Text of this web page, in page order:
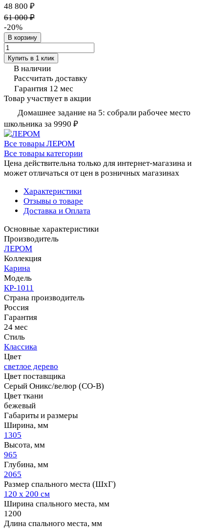
48 800 ₽
61 000 ₽
-20%
В корзину
Купить в 1 клик
В наличии
Рассчитать доставку
Гарантия 12 мес
Товар участвует в акции
Домашнее задание на 5: собрали рабочее место
школьника за 9990 ₽
Все товары ЛЕРОМ
Все товары категории
Цена действительна только для интернет-магазина и
может отличаться от цен в розничных магазинах
Характеристики
Отзывы о товаре
Доставка и Оплата
Основные характеристики
Производитель
ЛЕРОМ
Коллекция
Карина
Модель
КР-1011
Страна производитель
Россия
Гарантия
24 мес
Стиль
Классика
Цвет
светлое дерево
Цвет поставщика
Серый Оникс/велюр (СО-В)
Цвет ткани
бежевый
Габариты и размеры
Ширина, мм
1305
Высота, мм
965
Глубина, мм
2065
Размер спального места (ШхГ)
120 х 200 см
Ширина спального места, мм
1200
Длина спального места, мм